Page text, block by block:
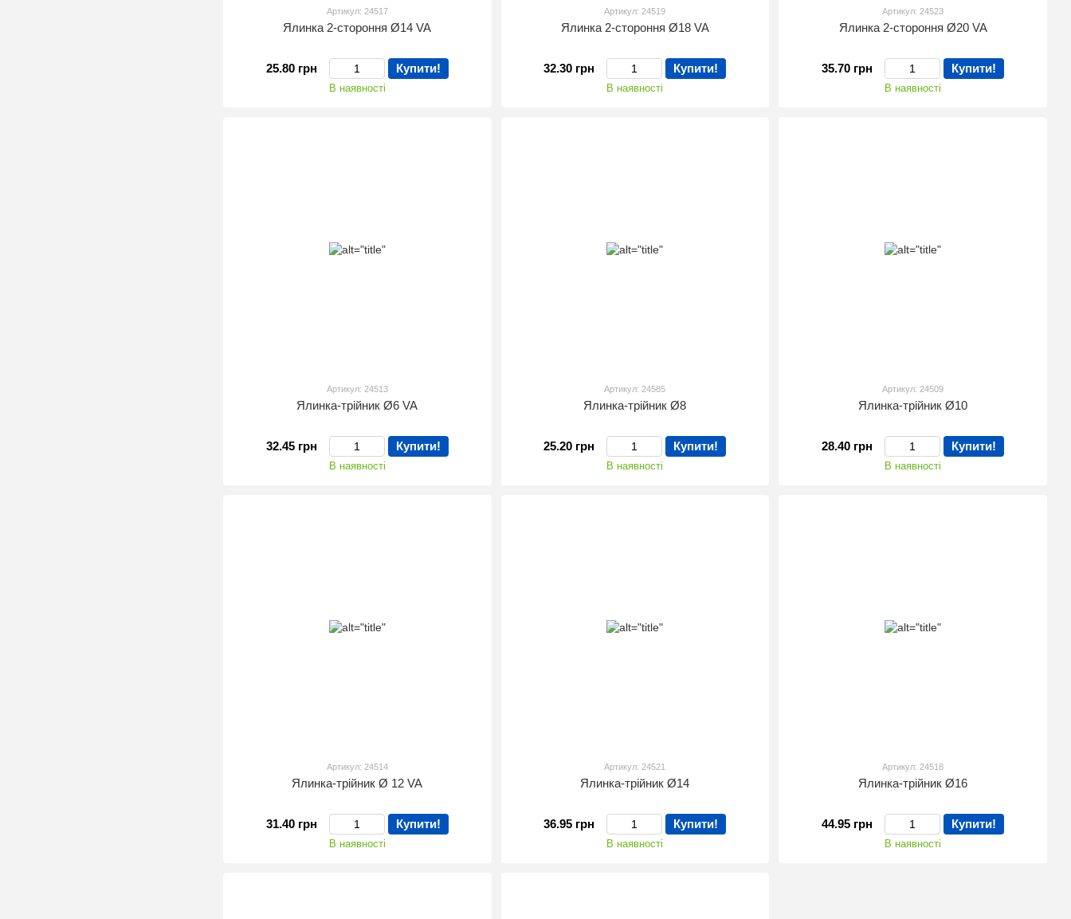
Артикул: 24517
Ялинка 2-стороння Ø14 VA
25.80 грн Купити!
В наявності
Артикул: 24519
Ялинка 2-стороння Ø18 VA
32.30 грн Купити!
В наявності
Артикул: 24523
Ялинка 2-стороння Ø20 VA
35.70 грн Купити!
В наявності
Артикул: 24513
Ялинка-трійник Ø6 VA
32.45 грн Купити!
В наявності
Артикул: 24585
Ялинка-трійник Ø8
25.20 грн Купити!
В наявності
Артикул: 24509
Ялинка-трійник Ø10
28.40 грн Купити!
В наявності
Артикул: 24514
Ялинка-трійник Ø 12 VA
31.40 грн Купити!
В наявності
Артикул: 24521
Ялинка-трійник Ø14
36.95 грн Купити!
В наявності
Артикул: 24518
Ялинка-трійник Ø16
44.95 грн Купити!
В наявності